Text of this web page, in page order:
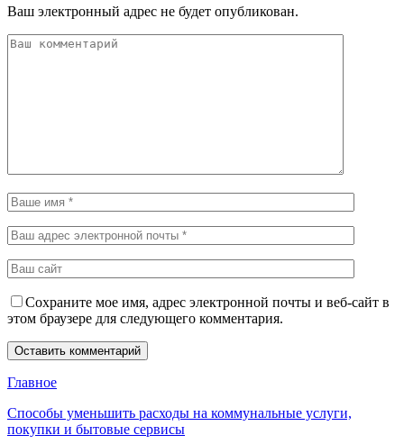
Ваш электронный адрес не будет опубликован.
Сохраните мое имя, адрес электронной почты и веб-сайт в
этом браузере для следующего комментария.
Главное
Способы уменьшить расходы на коммунальные услуги,
покупки и бытовые сервисы